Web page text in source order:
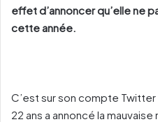
effet d’annoncer qu’elle ne
cette année.
C’est sur son compte
22 ans a annoncé la